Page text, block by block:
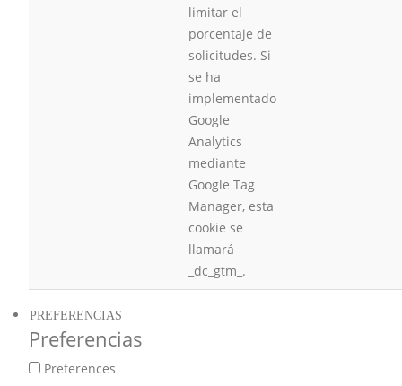
limitar el
porcentaje de
solicitudes. Si
se ha
implementado
Google
Analytics
mediante
Google Tag
Manager, esta
cookie se
llamará
_dc_gtm_.
PREFERENCIAS
Preferencias
Preferences